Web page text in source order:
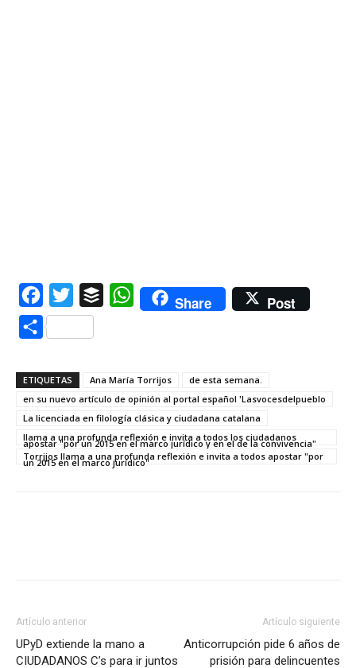
Facebook
Twitter Buffer WhatsAppShare Post
Compartir
ETIQUETAS Ana María Torrijos
de esta semana.
en su nuevo artículo de opinión al portal español 'Lasvocesdelpueblo
La licenciada en filología clásica y ciudadana catalana
llama a una profunda reflexión e invita a todos los ciudadanos
apostar "por un 2015 en el marco jurídico y en el de la convivencia"
Torrijos llama a una profunda reflexión e invita a todos apostar "por
un 2015 en el marco jurídico"
Artículo anterior
UPyD extiende la mano a
CIUDADANOS C’s para ir juntos
Artículo siguiente
Anticorrupción pide 6 años de
prisión para delincuentes